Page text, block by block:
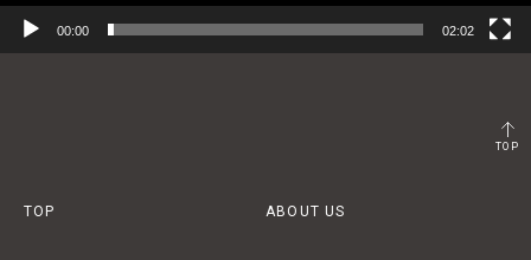
00:00 02:02
TOP
TOP ABOUT US